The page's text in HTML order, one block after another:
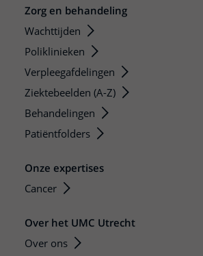
Zorg en behandeling
Wachttijden
Poliklinieken
Verpleegafdelingen
Ziektebeelden (A-Z)
Behandelingen
Patiëntfolders
Onze expertises
Cancer
Over het UMC Utrecht
Over ons